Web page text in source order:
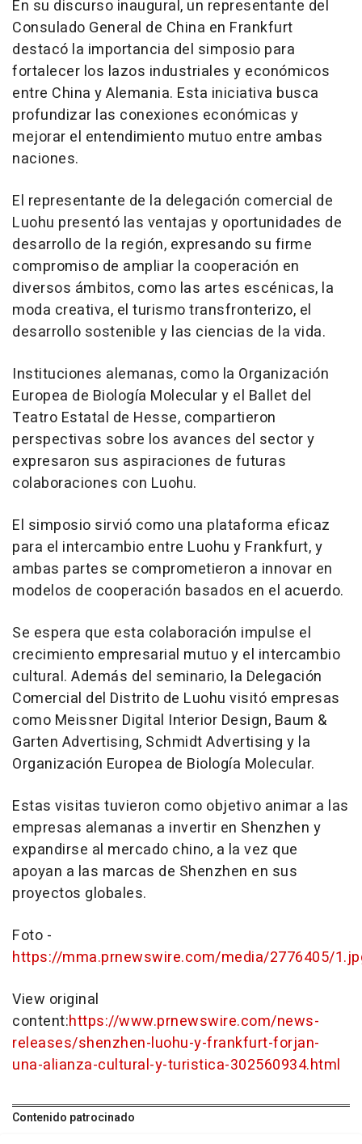
En su discurso inaugural, un representante del
Consulado General de China en Frankfurt
destacó la importancia del simposio para
fortalecer los lazos industriales y económicos
entre China y Alemania. Esta iniciativa busca
profundizar las conexiones económicas y
mejorar el entendimiento mutuo entre ambas
naciones.
El representante de la delegación comercial de
Luohu presentó las ventajas y oportunidades de
desarrollo de la región, expresando su firme
compromiso de ampliar la cooperación en
diversos ámbitos, como las artes escénicas, la
moda creativa, el turismo transfronterizo, el
desarrollo sostenible y las ciencias de la vida.
Instituciones alemanas, como la Organización
Europea de Biología Molecular y el Ballet del
Teatro Estatal de Hesse, compartieron
perspectivas sobre los avances del sector y
expresaron sus aspiraciones de futuras
colaboraciones con Luohu.
El simposio sirvió como una plataforma eficaz
para el intercambio entre Luohu y Frankfurt, y
ambas partes se comprometieron a innovar en
modelos de cooperación basados en el acuerdo.
Se espera que esta colaboración impulse el
crecimiento empresarial mutuo y el intercambio
cultural. Además del seminario, la Delegación
Comercial del Distrito de Luohu visitó empresas
como Meissner Digital Interior Design, Baum &
Garten Advertising, Schmidt Advertising y la
Organización Europea de Biología Molecular.
Estas visitas tuvieron como objetivo animar a las
empresas alemanas a invertir en Shenzhen y
expandirse al mercado chino, a la vez que
apoyan a las marcas de Shenzhen en sus
proyectos globales.
Foto -
https://mma.prnewswire.com/media/2776405/
View original
content:https://www.prnewswire.com/news-
releases/shenzhen-luohu-y-frankfurt-forjan-
una-alianza-cultural-y-turistica-302560934.html
Contenido patrocinado